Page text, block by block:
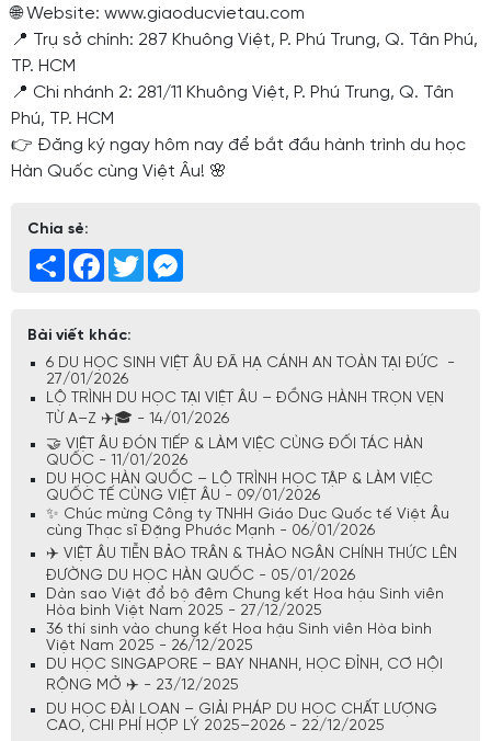
🌐 Website: www.giaoducvietau.com
📍 Trụ sở chính: 287 Khuông Việt, P. Phú Trung, Q. Tân Phú,
TP. HCM
📍 Chi nhánh 2: 281/11 Khuông Việt, P. Phú Trung, Q. Tân
Phú, TP. HCM
👉 Đăng ký ngay hôm nay để bắt đầu hành trình du học
Hàn Quốc cùng Việt Âu! 🌸
Chia sẻ:
Share Facebook
Twitter
Bài viết khác:
6 DU HỌC SINH VIỆT ÂU ĐÃ HẠ CÁNH AN TOÀN TẠI ĐỨC -
27/01/2026
LỘ TRÌNH DU HỌC TẠI VIỆT ÂU – ĐỒNG HÀNH TRỌN VẸN
TỪ A–Z ✈️🎓 - 14/01/2026
🤝 VIỆT ÂU ĐÓN TIẾP & LÀM VIỆC CÙNG ĐỐI TÁC HÀN
QUỐC - 11/01/2026
DU HỌC HÀN QUỐC – LỘ TRÌNH HỌC TẬP & LÀM VIỆC
QUỐC TẾ CÙNG VIỆT ÂU - 09/01/2026
✨ Chúc mừng Công ty TNHH Giáo Dục Quốc tế Việt Âu
cùng Thạc sĩ Đặng Phước Mạnh - 06/01/2026
✈️ VIỆT ÂU TIỄN BẢO TRÂN & THẢO NGÂN CHÍNH THỨC LÊN
ĐƯỜNG DU HỌC HÀN QUỐC - 05/01/2026
Dàn sao Việt đổ bộ đêm Chung kết Hoa hậu Sinh viên
Hòa bình Việt Nam 2025 - 27/12/2025
36 thí sinh vào chung kết Hoa hậu Sinh viên Hòa bình
Việt Nam 2025 - 26/12/2025
DU HỌC SINGAPORE – BAY NHANH, HỌC ĐỈNH, CƠ HỘI
RỘNG MỞ ✈️ - 23/12/2025
DU HỌC ĐÀI LOAN – GIẢI PHÁP DU HỌC CHẤT LƯỢNG
CAO, CHI PHÍ HỢP LÝ 2025–2026 - 22/12/2025